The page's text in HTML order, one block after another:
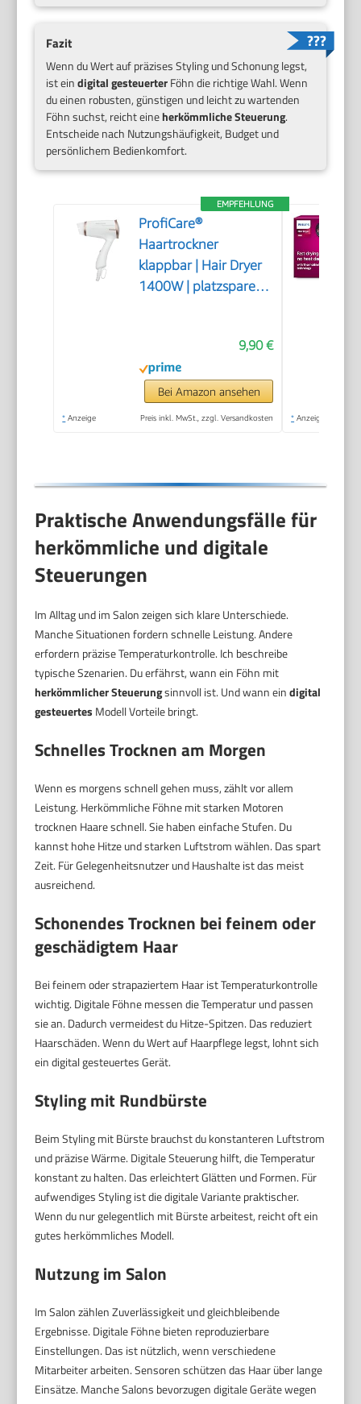
Fazit
Wenn du Wert auf präzises Styling und Schonung legst,
ist eindigital gesteuerterFöhn die richtige Wahl. Wenn
du einen robusten, günstigen und leicht zu wartenden
Föhn suchst, reicht eineherkömmliche Steuerung.
Entscheide nach Nutzungshäufigkeit, Budget und
persönlichem Bedienkomfort.
EMPFEHLUNG
ProfiCare®
Haartrockner
klappbar | Hair Dryer
1400W | platzsparend
2 Stufen | Kaltstufe für
Style-Fix |
Überhitzungsschutz |
PC-HT 3009
9,90 €
Bei Amazon ansehen
* Anzeige Preis inkl. MwSt., zzgl. Versandkosten * Anzeige
Praktische Anwendungsfälle für
herkömmliche und digitale
Steuerungen
Im Alltag und im Salon zeigen sich klare Unterschiede.
Manche Situationen fordern schnelle Leistung. Andere
erfordern präzise Temperaturkontrolle. Ich beschreibe
typische Szenarien. Du erfährst, wann ein Föhn mit
herkömmlicher Steuerungsinnvoll ist. Und wann eindigital
gesteuertes Modell Vorteile bringt.
Schnelles Trocknen am Morgen
Wenn es morgens schnell gehen muss, zählt vor allem
Leistung. Herkömmliche Föhne mit starken Motoren
trocknen Haare schnell. Sie haben einfache Stufen. Du
kannst hohe Hitze und starken Luftstrom wählen. Das spart
Zeit. Für Gelegenheitsnutzer und Haushalte ist das meist
ausreichend.
Schonendes Trocknen bei feinem oder
geschädigtem Haar
Bei feinem oder strapaziertem Haar ist Temperaturkontrolle
wichtig. Digitale Föhne messen die Temperatur und passen
sie an. Dadurch vermeidest du Hitze-Spitzen. Das reduziert
Haarschäden. Wenn du Wert auf Haarpflege legst, lohnt sich
ein digital gesteuertes Gerät.
Styling mit Rundbürste
Beim Styling mit Bürste brauchst du konstanteren Luftstrom
und präzise Wärme. Digitale Steuerung hilft, die Temperatur
konstant zu halten. Das erleichtert Glätten und Formen. Für
aufwendiges Styling ist die digitale Variante praktischer.
Wenn du nur gelegentlich mit Bürste arbeitest, reicht oft ein
gutes herkömmliches Modell.
Nutzung im Salon
Im Salon zählen Zuverlässigkeit und gleichbleibende
Ergebnisse. Digitale Föhne bieten reproduzierbare
Einstellungen. Das ist nützlich, wenn verschiedene
Mitarbeiter arbeiten. Sensoren schützen das Haar über lange
Einsätze. Manche Salons bevorzugen digitale Geräte wegen